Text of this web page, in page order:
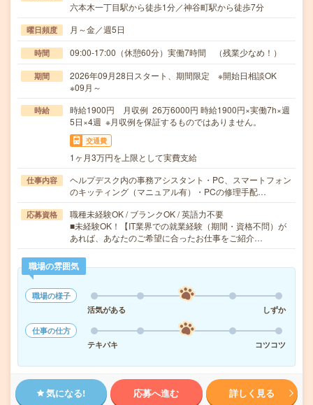
六本木一丁目駅から徒歩1分／神谷町駅から徒歩7分
曜日頻度 月～金／週5日
時間 09:00-17:00（休憩60分）実働7時間 （残業少なめ！）
期間
2026年09月28日スタート、期間限定 ※開始日相談OK
※09月～
時給
時給1900円 月収例 26万6000円 時給1900円×実働7h×週
5日×4週 ※月収例を保証するものではありません。
交通費
1ヶ月3万円を上限として実費支給
仕事内容
ヘルプデスク内の事務アシスタント・PC、スマートフォン
のキッティング（マニュアル有）・PCの修理手配…
応募資格
職種未経験OK / ブランクOK / 英語力不要
■未経験OK！【IT業界での就業経験（期間・資格不問）が
あれば、あなたのご希望に合ったお仕事をご紹介…
職場の雰囲気
職場の様子
活気がある
しずか
仕事の仕方
テキパキ
コツコツ
気になる! 応募へ進む 詳しく見る